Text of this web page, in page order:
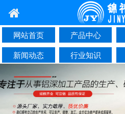
网站首页 产品中心
新闻动态
行业知识
联系我们